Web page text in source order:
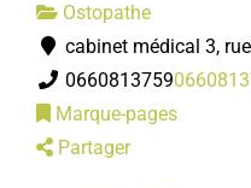
DÉMARCHES
SERVICES MUNICIPAUX
Ostopathe
cabinet médical 3,
0660813759
Marque-pages
Partager